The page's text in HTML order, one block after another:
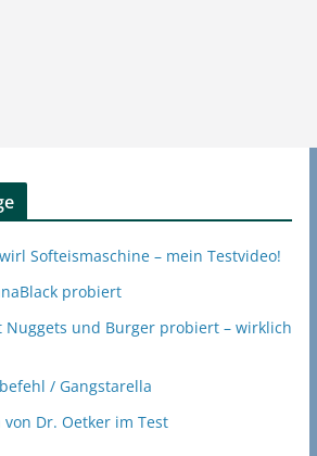
Softeismaschine – mein Testvideo!
probiert
Nuggets und Burger probiert – wirklich
/ Gangstarella
von Dr. Oetker im Test